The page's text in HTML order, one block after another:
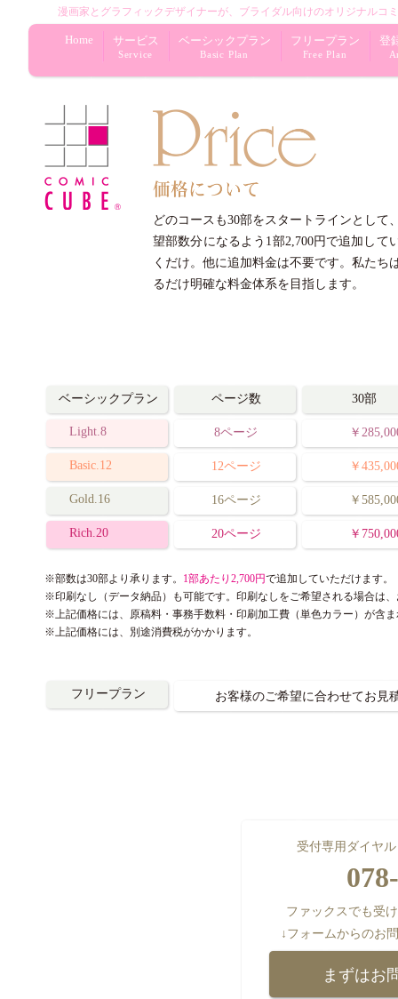
ベーシック プラン ページ数 30部
Light.8 8ページ ￥ 285
Basic.12
Gold.16
Rich.20
12ページ ￥ 435
16ページ ￥ 585
20ページ ￥ 750
フリープラン お客様のご希望に合わせてお見
※部数は30部より承ります。 1部あたり2,700円で追加していただけます。
※上記価格には、原稿料・事務手数料・印刷加工費（単色カラー）が含
※上記価格には、別途消費税がかかります。
※印刷なし（データ納品）も可能です。印刷なしをご希望される場合は
どのコースも30部をスタートラインとして
望部数分になるよう1部2,700円で追加して
くだけ。他に追加料金は不要です。私たち
るだけ明確な料金体系を目指します。
まずはお
受付専用ダイヤ
ファックスでも受
↓フォームからのお
漫画家とグラフィックデザイナーが、 ブライダル向けのオリジナルコ
Home サービス
Service
ベーシックプラン
Basic Plan
フリープラン
Free Plan
登